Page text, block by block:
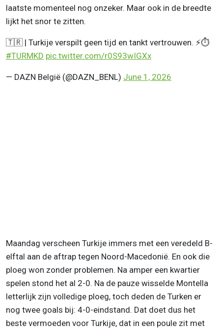
laatste momenteel nog onzeker. Maar ook in de breedte
lijkt het snor te zitten.
🇹🇷 | Turkije verspilt geen tijd en tankt vertrouwen. ⚡️⏱️
#TURMKD pic.twitter.com/r0S93wIGXx
— DAZN België (@DAZN_BENL) June 1, 2026
Maandag verscheen Turkije immers met een veredeld B-
elftal aan de aftrap tegen Noord-Macedonië. En ook die
ploeg won zonder problemen. Na amper een kwartier
spelen stond het al 2-0. Na de pauze wisselde Montella
letterlijk zijn volledige ploeg, toch deden de Turken er
nog twee goals bij: 4-0-eindstand. Dat doet dus het
beste vermoeden voor Turkije, dat in een poule zit met